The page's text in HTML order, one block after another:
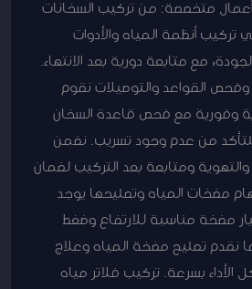
متخصصة: من تركيب السخانات
أنظمة المياه والأدوات
مع متابعة دورية بعد الانتهاء.
القواعد والتوصيلات نقوم
وفورية مع فحص قاعدة السخان
للتأكد من عدم وجود تسريب. نضمن
والتهوية ومتابعة بعد التركيب لضمان
مضخات المياه وتصليحها يوجد
مضخة مناسبة للارتفاع وضغط
نقدم تصليح مضخة المياه وعلاج
بسرعة. تركيب فلاتر مياه